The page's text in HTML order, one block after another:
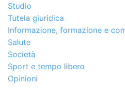
Studio
Tutela giuridica
Informazione, formazione e
Salute
Società
Sport e tempo libero
Opinioni